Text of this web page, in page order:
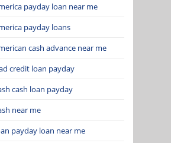
payday loan near me
payday loans
cash advance near me
credit loan payday
cash loan payday
near me
payday loan near me